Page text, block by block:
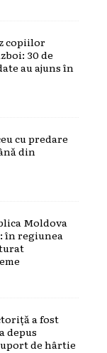
copiilor
30 de
au ajuns în
cu predare
din
Moldova
în regiunea
a fost
depus
de hârtie